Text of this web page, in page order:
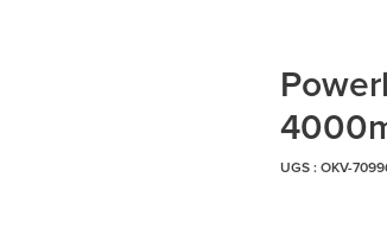
UGS : OKV-